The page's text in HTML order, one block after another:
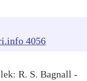
4056
R. S. Bagnall -